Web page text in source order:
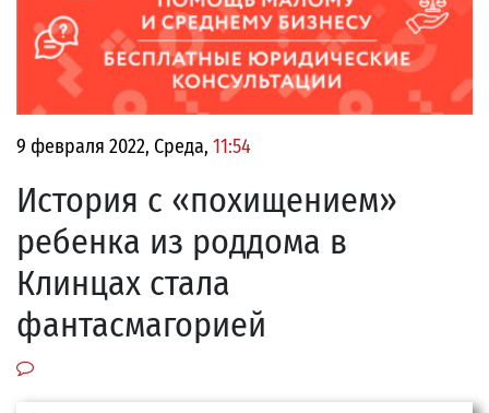
9 февраля 2022, Среда, 11:54
История с «похищением»
ребенка из роддома в
Клинцах стала
фантасмагорией